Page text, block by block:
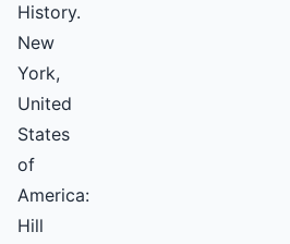
History.
New
York,
United
States
of
America:
Hill